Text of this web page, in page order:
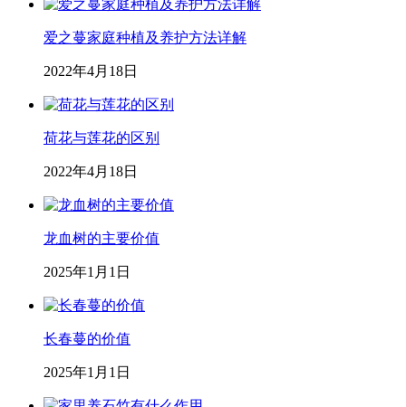
爱之蔓家庭种植及养护方法详解
2022年4月18日
荷花与莲花的区别
2022年4月18日
龙血树的主要价值
2025年1月1日
长春蔓的价值
2025年1月1日